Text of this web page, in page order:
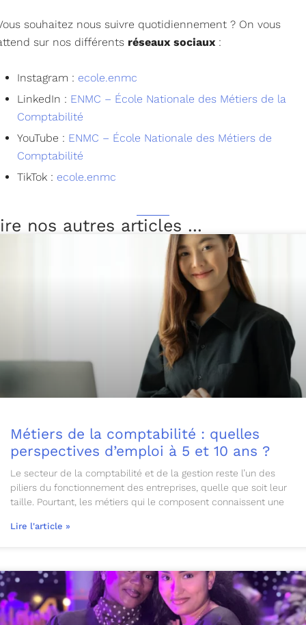
souhaitez nous suivre quotidiennement ? On vous
sur nos différents réseaux sociaux :
Instagram : ecole.enmc
LinkedIn : ENMC – École Nationale des Métiers de la
Comptabilité
YouTube : ENMC – École Nationale des Métiers de
Comptabilité
TikTok : ecole.enmc
nos autres articles ...
Métiers de la comptabilité : quelles
perspectives d’emploi à 5 et 10 ans ?
Le secteur de la comptabilité et de la gestion reste l’un des
piliers du fonctionnement des entreprises, quelle que soit leur
taille. Pourtant, les métiers qui le composent connaissent une
Lire l'article »